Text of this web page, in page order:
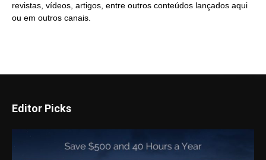
revistas, vídeos, artigos, entre outros conteúdos lançados aqui
ou em outros canais.
Editor Picks